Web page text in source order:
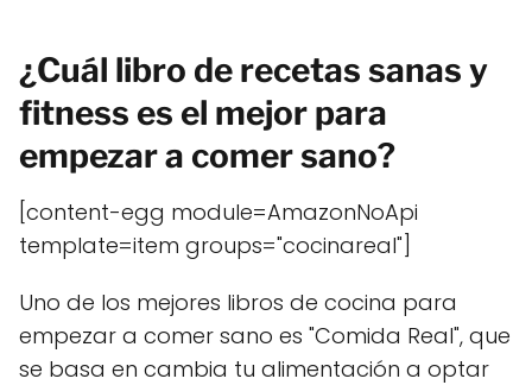
¿Cuál libro de recetas sanas y
fitness es el mejor para
empezar a comer sano?
[content-egg module=AmazonNoApi
template=item groups="cocinareal"]
Uno de los mejores libros de cocina para
empezar a comer sano es "Comida Real", que
se basa en cambia tu alimentación a optar